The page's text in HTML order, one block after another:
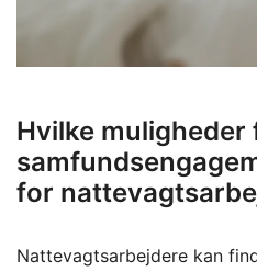
Hvilke muligheder
for
Nattevagtsarbejdere kan